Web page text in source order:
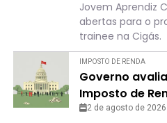
Jovem Aprendiz
abertas para o
trainee na Cigás.
IMPOSTO DE RENDA
Governo
Imposto de
anos
2 de agosto de 2026